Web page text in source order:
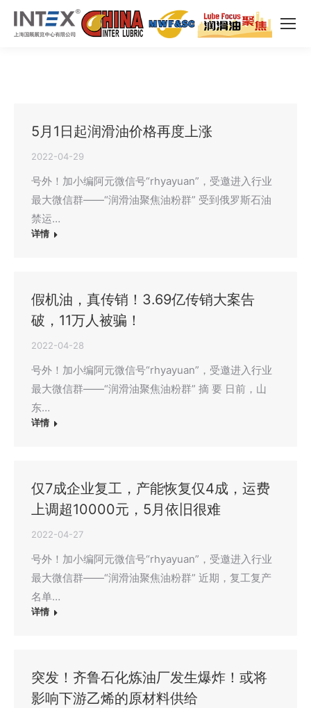
5月1日起润滑油价格再度上涨
2022-04-29
号外！加小编阿元微信号“rhyayuan”，受邀进入行业
最大微信群——“润滑油聚焦油粉群” 受到俄罗斯石油
禁运…
详情
假机油，真传销！3.69亿传销大案告
破，11万人被骗！
2022-04-28
号外！加小编阿元微信号“rhyayuan”，受邀进入行业
最大微信群——“润滑油聚焦油粉群” 摘 要 日前，山
东…
详情
仅7成企业复工，产能恢复仅4成，运费
上调超10000元，5月依旧很难
2022-04-27
号外！加小编阿元微信号“rhyayuan”，受邀进入行业
最大微信群——“润滑油聚焦油粉群” 近期，复工复产
名单…
详情
突发！齐鲁石化炼油厂发生爆炸！或将
影响下游乙烯的原材料供给